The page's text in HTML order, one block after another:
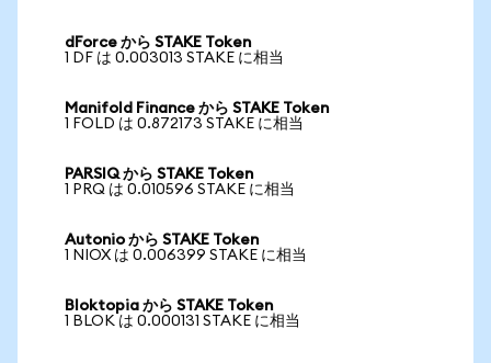
dForce から STAKE Token
1 DF は 0.003013 STAKE に相当
Manifold Finance から STAKE Token
1 FOLD は 0.872173 STAKE に相当
PARSIQ から STAKE Token
1 PRQ は 0.010596 STAKE に相当
Autonio から STAKE Token
1 NIOX は 0.006399 STAKE に相当
Bloktopia から STAKE Token
1 BLOK は 0.000131 STAKE に相当